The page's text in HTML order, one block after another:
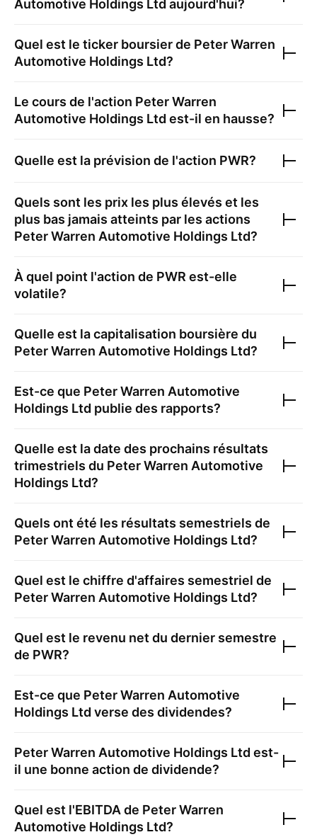
Automotive Holdings Ltd aujourd'hui?
Quel est le ticker boursier de Peter Warren
Automotive Holdings Ltd?
Le cours de l'action Peter Warren
Automotive Holdings Ltd est-il en hausse?
Quelle est la prévision de l'action PWR?
Quels sont les prix les plus élevés et les
plus bas jamais atteints par les actions
Peter Warren Automotive Holdings Ltd?
À quel point l'action de PWR est-elle
volatile?
Quelle est la capitalisation boursière du
Peter Warren Automotive Holdings Ltd?
Est-ce que Peter Warren Automotive
Holdings Ltd publie des rapports?
Quelle est la date des prochains résultats
trimestriels du Peter Warren Automotive
Holdings Ltd?
Quels ont été les résultats semestriels de
Peter Warren Automotive Holdings Ltd?
Quel est le chiffre d'affaires semestriel de
Peter Warren Automotive Holdings Ltd?
Quel est le revenu net du dernier semestre
de PWR?
Est-ce que Peter Warren Automotive
Holdings Ltd verse des dividendes?
Peter Warren Automotive Holdings Ltd est-
il une bonne action de dividende?
Quel est l'EBITDA de Peter Warren
Automotive Holdings Ltd?